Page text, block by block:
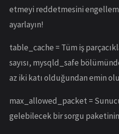
etmeyi reddetmesini
ayarlayın!
table_cache = Tüm iş
sayısı, mysqld_safe
az iki katı olduğundan emin
max_allowed_packet =
gelebilecek bir sorgu